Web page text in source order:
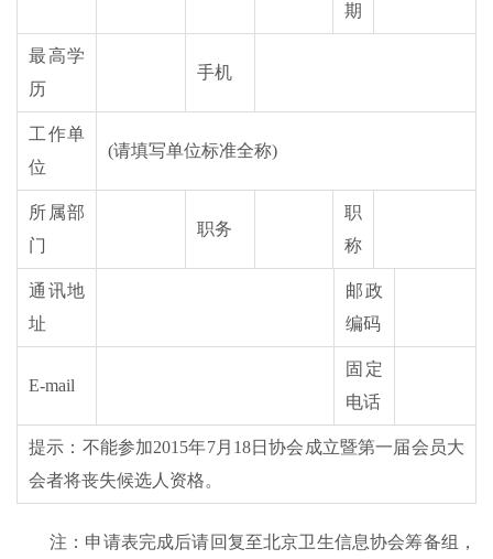
期
最高学
历
手机
工作单
位
(请填写单位标准全称)
所属部
门
职务
职
称
通讯地
址
邮政
编码
E-mail
固定
电话
提示：不能参加2015年7月18日协会成立暨第一届会员大
会者将丧失候选人资格。
注：申请表完成后请回复至北京卫生信息协会筹备组，